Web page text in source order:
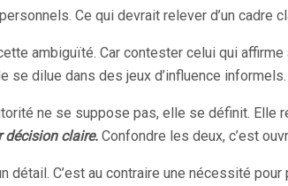
Ce qui devrait relever d’un
ambiguïté. Car contester celui qui affirme
se dilue dans des jeux d’influence informels.
ne se suppose pas, elle se définit.
décision claire. Confondre les deux, c’est
détail. C’est au contraire une nécessité